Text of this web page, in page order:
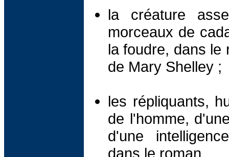
la créature
morceaux de
la foudre, dans le
de Mary Shelley ;
les répliquants,
de l'homme,
d'une
dans le roman